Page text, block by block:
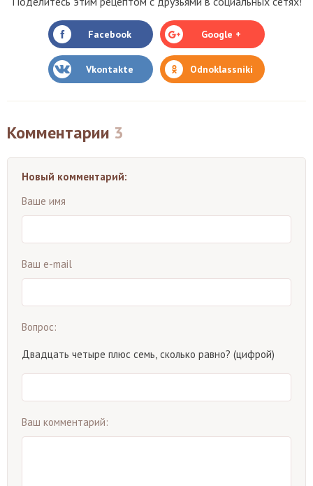
Facebook Google +
Vkontakte Odnoklassniki
Комментарии 3
Новый комментарий:
Ваше имя
Ваш e-mail
Вопрос:
Двадцать четыре плюс семь, сколько равно? (цифрой)
Ваш комментарий: